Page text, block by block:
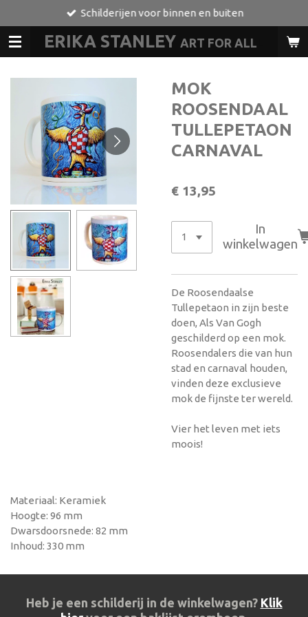
direct
naar
de
ERIKA STANLEY ART FOR ALL
Schilderijen voor binnen en buiten
MOK
ROOSENDAAL
TULLEPETAON
CARNAVAL
€ 13,95
In
winkelwagen
De Roosendaalse
Tullepetaon in zijn beste
doen, Als Van Gogh
geschilderd op een mok.
Roosendalers die van hun
stad en carnaval houden,
vinden deze exclusieve
mok de fijnste ter wereld.
Vier het leven met iets
moois!
Materiaal: Keramiek
Hoogte: 96 mm
Dwarsdoorsnede: 82 mm
Inhoud: 330 mm
Heb je een schilderij in de winkelwagen? Klik